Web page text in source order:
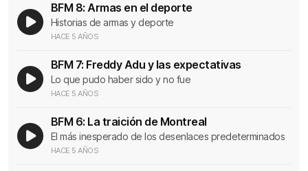
BFM 8: Armas en el deporte
Historias de armas y deporte
HACE 5 AÑOS
BFM 7: Freddy Adu y las expectativas
Lo que pudo haber sido y no fue
HACE 5 AÑOS
BFM 6: La traición de Montreal
El más inesperado de los desenlaces predeterminados
HACE 5 AÑOS